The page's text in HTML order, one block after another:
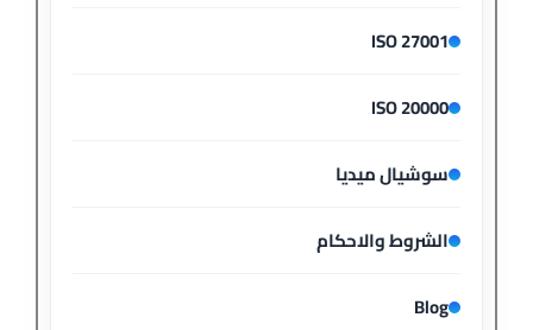
ISO 27001
ISO 20000
سوشيال ميديا
الشروط والاحكام
Blog